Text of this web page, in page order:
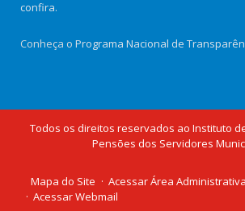
confira.
Conheça o Programa Nacional de
Todos os direitos reservados ao Instituto
Pensões dos Servidores
Mapa do Site
Acessar Área Administrativa
Acessar Webmail